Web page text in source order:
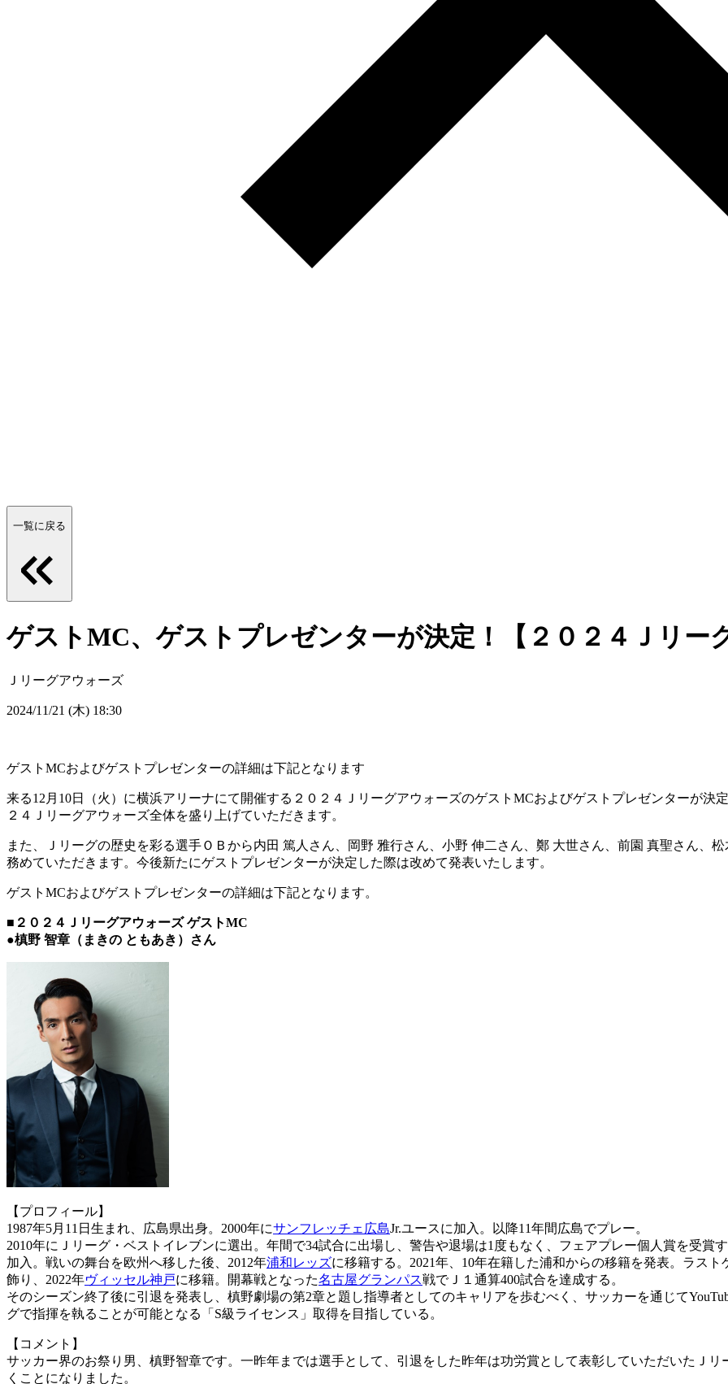
一覧に戻る
ゲストMC、ゲストプレゼンターが決定！【２０２４Ｊリー
Ｊリーグアウォーズ
2024/11/21 (木) 18:30
ゲストMCおよびゲストプレゼンターの詳細は下記となります
来る12月10日（火）に横浜アリーナにて開催する２０２４ＪリーグアウォーズのゲストMCおよびゲストプレゼンターが決
２４Ｊリーグアウォーズ全体を盛り上げていただきます。
また、Ｊリーグの歴史を彩る選手ＯＢから内田 篤人さん、岡野 雅行さん、小野 伸二さん、鄭 大世さん、前園 真聖さん、
務めていただきます。今後新たにゲストプレゼンターが決定した際は改めて発表いたします。
ゲストMCおよびゲストプレゼンターの詳細は下記となります。
■２０２４Ｊリーグアウォーズ ゲストMC
●槙野 智章（まきの ともあき）さん
【プロフィール】
1987年5月11日生まれ、広島県出身。2000年にサンフレッチェ広島Jr.ユースに加入。以降11年間広島でプレー。
2010年にＪリーグ・ベストイレブンに選出。年間で34試合に出場し、警告や退場は1度もなく、フェアプレー個人賞を受賞
加入。戦いの舞台を欧州へ移した後、2012年浦和レッズに移籍する。2021年、10年在籍した浦和からの移籍を発表。ラス
飾り、2022年ヴィッセル神戸に移籍。開幕戦となった名古屋グランパス戦でＪ１通算400試合を達成する。
そのシーズン終了後に引退を発表し、槙野劇場の第2章と題し指導者としてのキャリアを歩むべく、サッカーを通じて
グで指揮を執ることが可能となる「S級ライセンス」取得を目指している。
【コメント】
サッカー界のお祭り男、槙野智章です。一昨年までは選手として、引退をした昨年は功労賞として表彰していただいたＪ
くことになりました。